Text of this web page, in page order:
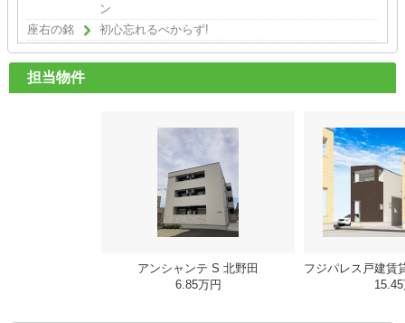
ン
座右の銘
初心忘れるべからず!
担当物件
アンシャンテ S 北野田
6.85万円